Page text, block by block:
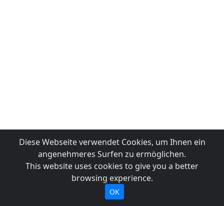
Diese Webseite verwendet Cookies, um Ihnen ein
angenehmeres Surfen zu ermöglichen.
This website uses cookies to give you a better
browsing experience.
OK